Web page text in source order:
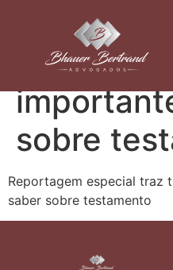
traz tudo
sobre
Reportagem especial traz
saber sobre testamento